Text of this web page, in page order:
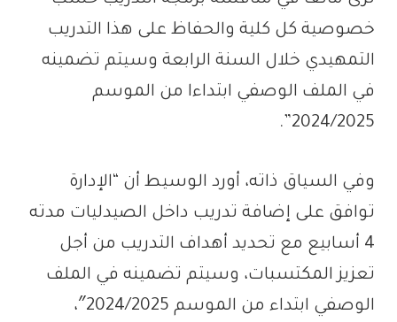
خصوصية كل كلية والحفاظ على هذا التدريب
التمهيدي خلال السنة الرابعة وسيتم تضمينه
في الملف الوصفي ابتداءا من الموسم
2024/2025”.
وفي السياق ذاته، أورد الوسيط أن “الإدارة
توافق على إضافة تدريب داخل الصيدليات مدته
4 أسابيع مع تحديد أهداف التدريب من أجل
تعزيز المكتسبات، وسيتم تضمينه في الملف
الوصفي ابتداء من الموسم 2024/2025″،